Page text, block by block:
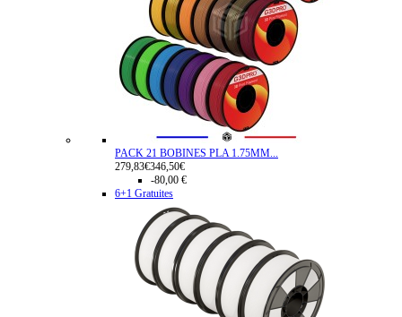
PACK 21 BOBINES PLA 1.75MM...
279,83€346,50€
-80,00 €
6+1 Gratuites